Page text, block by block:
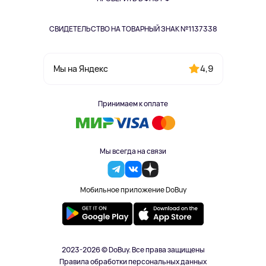
СВИДЕТЕЛЬСТВО НА ТОВАРНЫЙ ЗНАК №1137338
Мы на Яндекс 4,9
Принимаем к оплате
Мы всегда на связи
Мобильное приложение DoBuy
2023-2026 © DoBuy. Все права защищены
Правила обработки персональных данных